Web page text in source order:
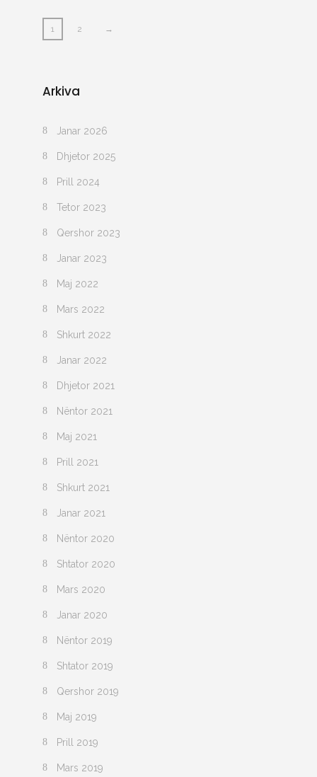
1 2 →
Arkiva
Janar 2026
Dhjetor 2025
Prill 2024
Tetor 2023
Qershor 2023
Janar 2023
Maj 2022
Mars 2022
Shkurt 2022
Janar 2022
Dhjetor 2021
Nëntor 2021
Maj 2021
Prill 2021
Shkurt 2021
Janar 2021
Nëntor 2020
Shtator 2020
Mars 2020
Janar 2020
Nëntor 2019
Shtator 2019
Qershor 2019
Maj 2019
Prill 2019
Mars 2019